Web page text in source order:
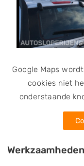
Google Maps
cookies niet
onderstaande
Werkzaamheden